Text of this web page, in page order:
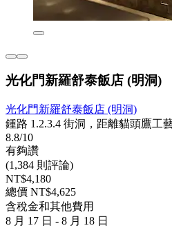
光化門新羅舒泰飯店 (明洞)
光化門新羅舒泰飯店 (明洞)
鍾路 1.2.3.4 街洞，距離貓頭鷹工
8.8/10
有夠讚
(1,384 則評論)
NT$4,180
總價 NT$4,625
含稅金和其他費用
8 月 17 日 - 8 月 18 日